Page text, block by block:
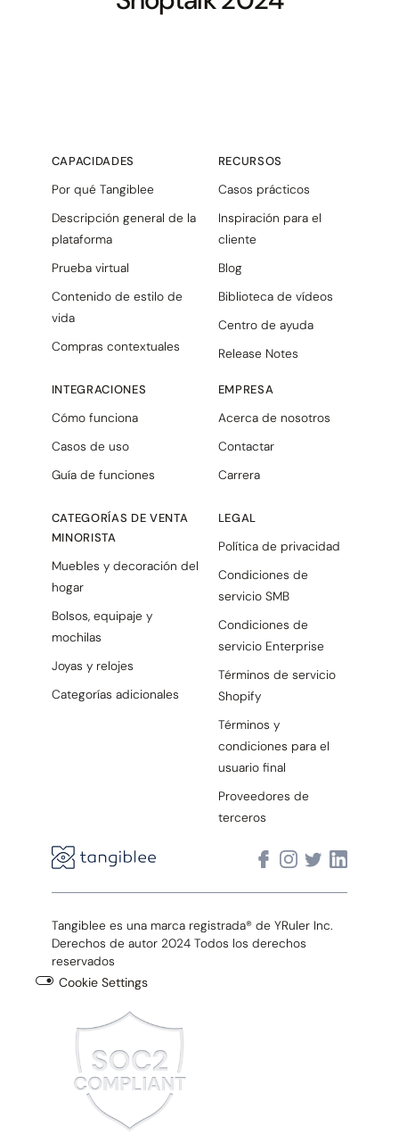
CAPACIDADES
Por qué Tangiblee
Descripción general de la
plataforma
Prueba virtual
Contenido de estilo de
vida
Compras contextuales
INTEGRACIONES
Cómo funciona
Casos de uso
Guía de funciones
CATEGORÍAS DE VENTA
MINORISTA
Muebles y decoración del
hogar
Bolsos, equipaje y
mochilas
Joyas y relojes
Categorías adicionales
RECURSOS
Casos prácticos
Inspiración para el
cliente
Blog
Biblioteca de vídeos
Centro de ayuda
Release Notes
EMPRESA
Acerca de nosotros
Contactar
Carrera
LEGAL
Política de privacidad
Condiciones de
servicio SMB
Condiciones de
servicio Enterprise
Términos de servicio
Shopify
Términos y
condiciones para el
usuario final
Proveedores de
terceros
Tangiblee es una marca registrada® de YRuler Inc.
Derechos de autor 2024 Todos los derechos
reservados
Cookie Settings